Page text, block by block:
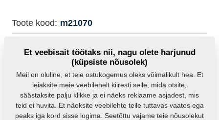
Allalaadimiseks
Toote kood: m21070
Mass: 29,0000 Kg
Et veebisait töötaks nii, nagu olete harjunud
(küpsiste nõusolek)
Meil on oluline, et teie ostukogemus oleks võimalikult hea. Et
leiaksite meie veebilehelt kiiresti selle, mida otsite,
säästaksite palju klikke ja ei näeks reklaame asjadest, mis
teid ei huvita. Et näeksite veebilehte teile tuttavas vaates ega
peaks iga kord sisse logima. Seetõttu vajame teie nõusolekut